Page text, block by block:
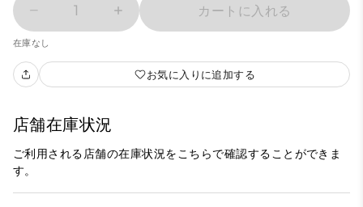
1 カートに入れる
在庫なし
お気に入りに追加する
店舗在庫状況
ご利用される店舗の在庫状況をこちらで確認することができま
す。